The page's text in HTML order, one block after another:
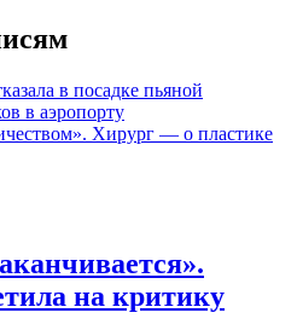
в посадке пьяной
в аэропорту
Хирург — о пластике
на критику